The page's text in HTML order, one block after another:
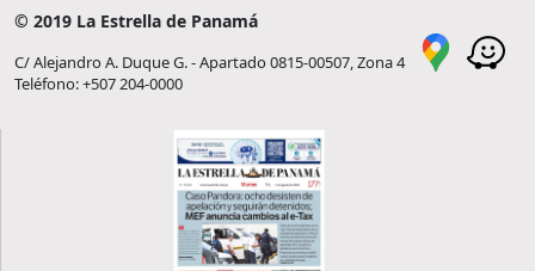
© 2019 La Estrella de Panamá
C/ Alejandro A. Duque G. - Apartado 0815-00507, Zona 4
Teléfono: +507 204-0000